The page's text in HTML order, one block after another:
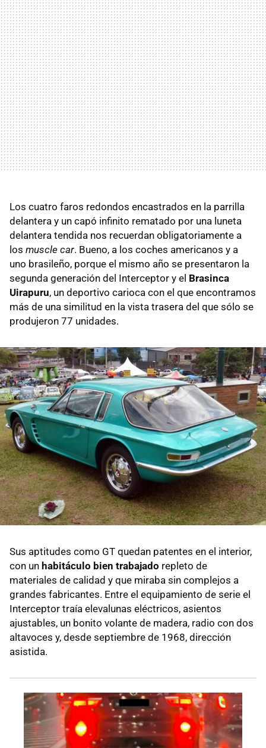
Los cuatro faros redondos encastrados en la parrilla
delantera y un capó infinito rematado por una luneta
delantera tendida nos recuerdan obligatoriamente a
los muscle car. Bueno, a los coches americanos y a
uno brasileño, porque el mismo año se presentaron la
segunda generación del Interceptor y el Brasinca
Uirapuru, un deportivo carioca con el que encontramos
más de una similitud en la vista trasera del que sólo se
produjeron 77 unidades.
Sus aptitudes como GT quedan patentes en el interior,
con un habitáculo bien trabajado repleto de
materiales de calidad y que miraba sin complejos a
grandes fabricantes. Entre el equipamiento de serie el
Interceptor traía elevalunas eléctricos, asientos
ajustables, un bonito volante de madera, radio con dos
altavoces y, desde septiembre de 1968, dirección
asistida.